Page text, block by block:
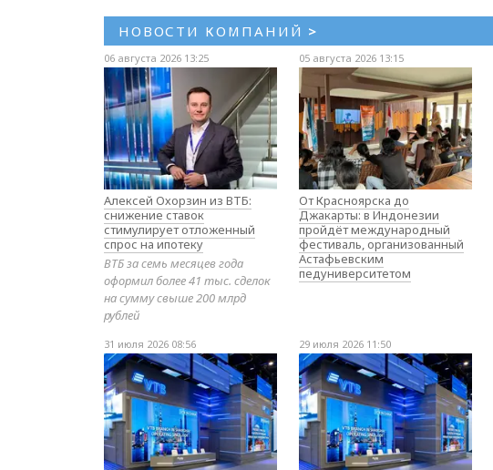
НОВОСТИ КОМПАНИЙ >
06 августа 2026 13:25
Алексей Охорзин из ВТБ:
снижение ставок
стимулирует отложенный
спрос на ипотеку
ВТБ за семь месяцев года
оформил более 41 тыс. сделок
на сумму свыше 200 млрд
рублей
05 августа 2026 13:15
От Красноярска до
Джакарты: в Индонезии
пройдёт международный
фестиваль, организованный
Астафьевским
педуниверситетом
31 июля 2026 08:56 29 июля 2026 11:50